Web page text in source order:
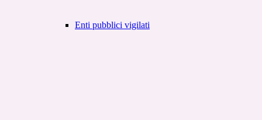
Enti pubblici vigilati